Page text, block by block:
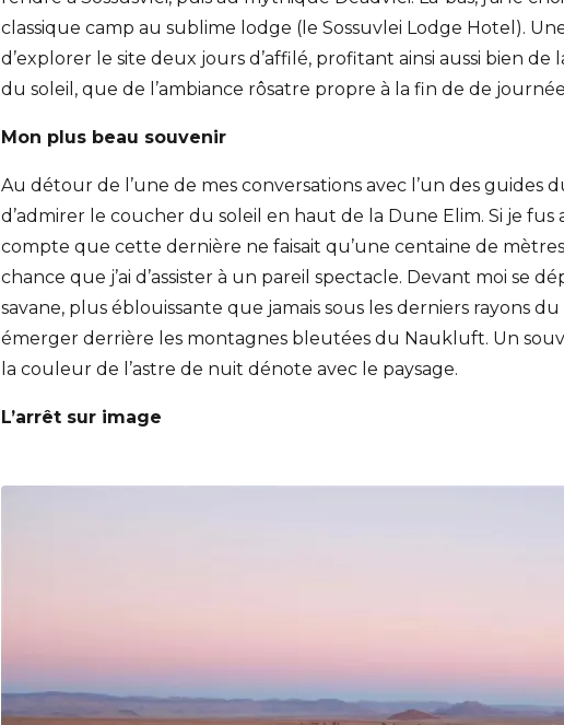
classique camp au sublime lodge (le Sossuvlei Lodge Hotel).
d’explorer le site deux jours d’affilé, profitant ainsi aussi bien
du soleil, que de l’ambiance rôsatre propre à la fin de de
Mon plus beau souvenir
Au détour de l’une de mes conversations avec l’un des guides
d’admirer le coucher du soleil en haut de la Dune Elim. Si je
compte que cette dernière ne faisait qu’une centaine de
chance que j’ai d’assister à un pareil spectacle. Devant moi se
savane, plus éblouissante que jamais sous les derniers rayons
émerger derrière les montagnes bleutées du Naukluft. Un
la couleur de l’astre de nuit dénote avec le paysage.
L’arrêt sur image